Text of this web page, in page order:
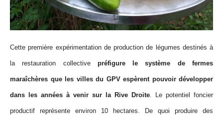
Cette première expérimentation de production de légumes destinés à
la restauration collective préfigure le système de fermes
maraîchères que les villes du GPV espèrent pouvoir développer
dans les années à venir sur la Rive Droite . Le potentiel foncier
productif représente environ 10 hectares. De quoi produire des